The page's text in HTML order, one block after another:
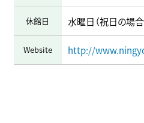
休館日 水曜日（祝日の場
Website http://